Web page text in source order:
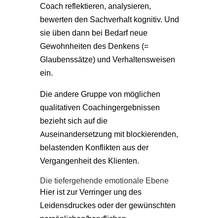
Coach reflektieren, analysieren,
bewerten den Sachverhalt kognitiv. Und
sie üben dann bei Bedarf neue
Gewohnheiten des Denkens (=
Glaubenssätze) und Verhaltensweisen
ein.
Die andere Gruppe von möglichen
qualitativen Coachingergebnissen
bezieht sich auf die
Auseinandersetzung mit blockierenden,
belastenden Konflikten aus der
Vergangenheit des Klienten.
Die tiefergehende emotionale Ebene
Hier ist zur Verringer ung des
Leidensdruckes oder der gewünschten